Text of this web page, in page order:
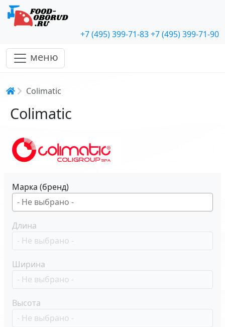
+7 (495) 399-71-83+7 (495) 399-71-90
меню
Строка навигации
Colimatic
Colimatic
Марка (бренд)
Длина
Ширина
Высота